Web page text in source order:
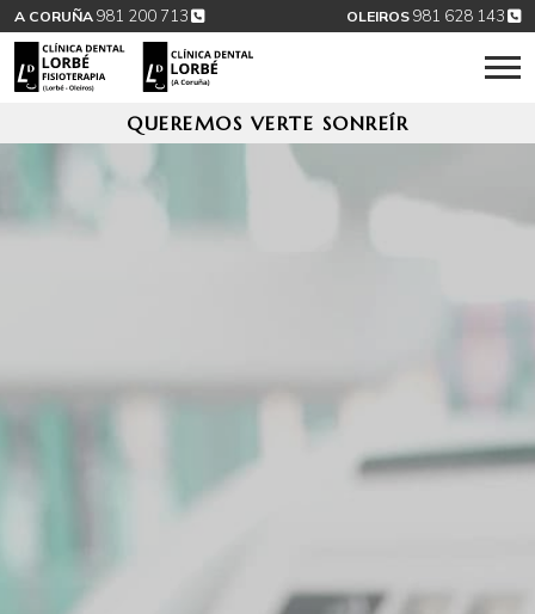
A CORUÑA 981 200 713 OLEIROS 981 628 143